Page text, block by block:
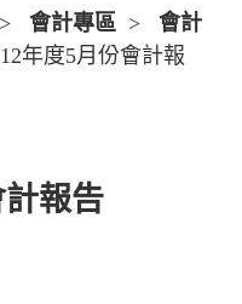
> 會計專區 >
會計
年度5月份會計報
報告